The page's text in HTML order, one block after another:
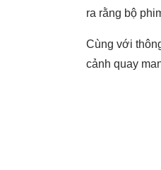
ra rằng bộ
Cùng với
cảnh quay